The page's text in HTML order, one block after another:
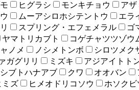
ヒグラシ モンキチョウ アザ
ムーアシロホシテントウ エラ
スプリング・エフェメラル ゴ
ヤマトリカブト コゲチャツツゾウ
ノメ ノシメトンボ シロツメク
ガグリリ ミズキ アジアイトト
ブトハナアブ クワ オオバン
ミズ ヒメオドリコソウ ホソクビ